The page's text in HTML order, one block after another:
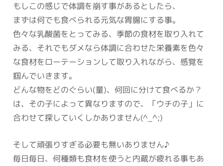
もしこの感じで体調を崩す事があるとしたら、
まずは何でも食べられる元気な胃腸にする事。
色々な乳酸菌をとってみる、季節の食材を取り入れて
みる、それでもダメなら体調に合わせた栄養素を色々
な食材をローテーションして取り入れながら、感覚を
掴んでいきます。
どんな物をどのぐらい(量)、何回に分けて食べるか？
は、その子によって異なりますので、「ウチの子」に
合わせて探していくしかありません(^_^;)
そして頑張りすぎる必要も無いありません♪
毎日毎日、何種類も食材を使うと内蔵が疲れる事もあ